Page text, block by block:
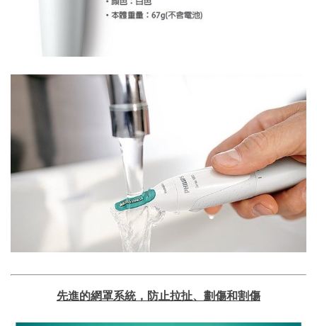
先進的網罩系統，防止拉扯、劃傷和割傷